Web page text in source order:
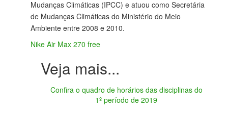
Mudanças Climáticas (IPCC) e atuou como Secretária
de Mudanças Climáticas do Ministério do Meio
Ambiente entre 2008 e 2010.
Nike Air Max 270 free
Confira o quadro de horários das disciplinas do
1º período de 2019